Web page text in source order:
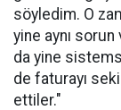
söyledim. O
yine aynı
da yine
de faturayı
ettiler."